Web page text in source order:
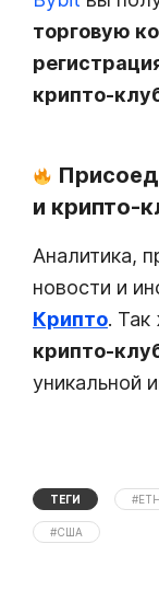
торговую
крипто-
и крипто-
Аналитика,
новости и
Крипто. Так
крипто-
уникальной
ТЕГИ
#США